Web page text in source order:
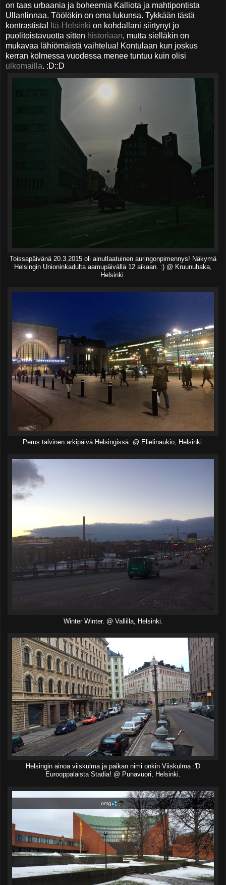
on taas urbaania ja boheemia Kalliota ja mahtipontista
Ullanlinnaa. Töölökin on oma lukunsa. Tykkään tästä
kontrastista! Itä-Helsinki on kohdallani siirtynyt jo
puolitoistavuotta sitten historiaan, mutta sielläkin on
mukavaa lähiömäistä vaihtelua! Kontulaan kun joskus
kerran kolmessa vuodessa menee tuntuu kuin olisi
ulkomailla. :D::D
Toissapäivänä 20.3.2015 oli ainutlaatuinen auringonpimennys! Näkymä
Helsingin Unioninkadulta aamupäivällä 12 aikaan. :) @ Kruunuhaka,
Helsinki.
Perus talvinen arkipäivä Helsingissä. @ Elielinaukio, Helsinki.
Winter Winter. @ Vallilla, Helsinki.
Helsingin ainoa viiskulma ja paikan nimi onkin Viiskulma :'D
Eurooppalaista Stadia! @ Punavuori, Helsinki.